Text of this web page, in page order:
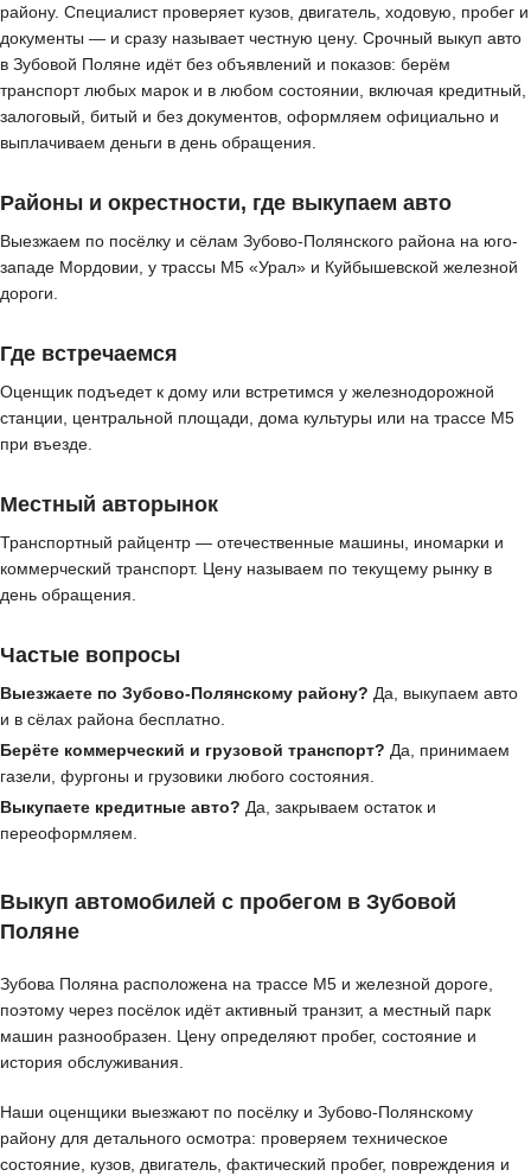
району. Специалист проверяет кузов, двигатель, ходовую, пробег и
документы — и сразу называет честную цену. Срочный выкуп авто
в Зубовой Поляне идёт без объявлений и показов: берём
транспорт любых марок и в любом состоянии, включая кредитный,
залоговый, битый и без документов, оформляем официально и
выплачиваем деньги в день обращения.
Районы и окрестности, где выкупаем авто
Выезжаем по посёлку и сёлам Зубово-Полянского района на юго-
западе Мордовии, у трассы М5 «Урал» и Куйбышевской железной
дороги.
Где встречаемся
Оценщик подъедет к дому или встретимся у железнодорожной
станции, центральной площади, дома культуры или на трассе М5
при въезде.
Местный авторынок
Транспортный райцентр — отечественные машины, иномарки и
коммерческий транспорт. Цену называем по текущему рынку в
день обращения.
Частые вопросы
Выезжаете по Зубово-Полянскому району? Да, выкупаем авто
и в сёлах района бесплатно.
Берёте коммерческий и грузовой транспорт? Да, принимаем
газели, фургоны и грузовики любого состояния.
Выкупаете кредитные авто? Да, закрываем остаток и
переоформляем.
Выкуп автомобилей с пробегом в Зубовой
Поляне
Зубова Поляна расположена на трассе М5 и железной дороге,
поэтому через посёлок идёт активный транзит, а местный парк
машин разнообразен. Цену определяют пробег, состояние и
история обслуживания.
Наши оценщики выезжают по посёлку и Зубово-Полянскому
району для детального осмотра: проверяем техническое
состояние, кузов, двигатель, фактический пробег, повреждения и